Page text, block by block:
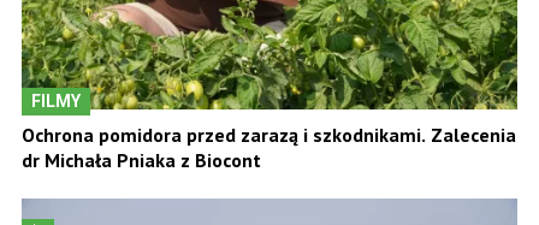
FILMY
Ochrona pomidora przed zarazą i szkodnikami. Zalecenia
dr Michała Pniaka z Biocont